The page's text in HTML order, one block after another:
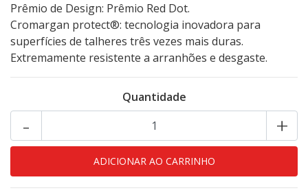
Prêmio de Design: Prêmio Red Dot.
Cromargan protect®: tecnologia inovadora para
superfícies de talheres três vezes mais duras.
Extremamente resistente a arranhões e desgaste.
Quantidade
+
-